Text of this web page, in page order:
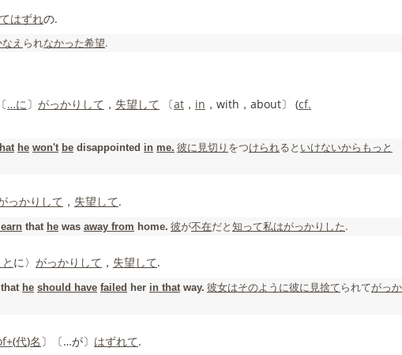
はずれの.
え られなかった希望.
…に 〕 がっかりして ， 失望して 〔at ， in ，with，about〕 (cf.
he won't be disappointed in me. 彼に 見切り をつけられると いけないから もっと
っかりして ， 失望して.
that he was away from home. 彼が不在だと知って私はがっかりした.
に〉 がっかりして ， 失望して.
that he should have failed her in that way. 彼女はそのように彼に 見捨てられてがっか
(代)名 〕〔…が〕 はずれて.